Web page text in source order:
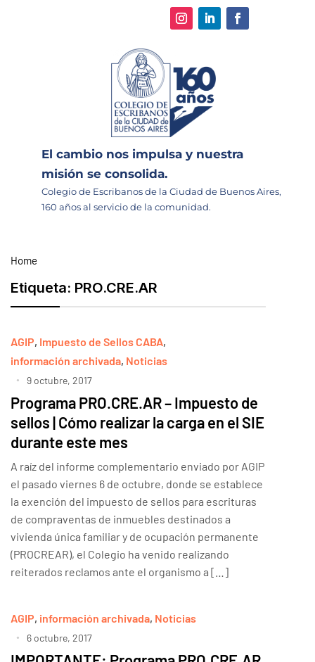
El cambio nos impulsa y nuestra
misión se consolida.
Colegio de Escribanos de la Ciudad de Buenos Aires,
160 años al servicio de la comunidad.
Home
Etiqueta: PRO.CRE.AR
AGIP, Impuesto de Sellos CABA,
información archivada, Noticias
9 octubre, 2017
Programa PRO.CRE.AR – Impuesto de
sellos | Cómo realizar la carga en el SIE
durante este mes
A raíz del informe complementario enviado por AGIP
el pasado viernes 6 de octubre, donde se establece
la exención del impuesto de sellos para escrituras
de compraventas de inmuebles destinados a
vivienda única familiar y de ocupación permanente
(PROCREAR), el Colegio ha venido realizando
reiterados reclamos ante el organismo a […]
AGIP, información archivada, Noticias
6 octubre, 2017